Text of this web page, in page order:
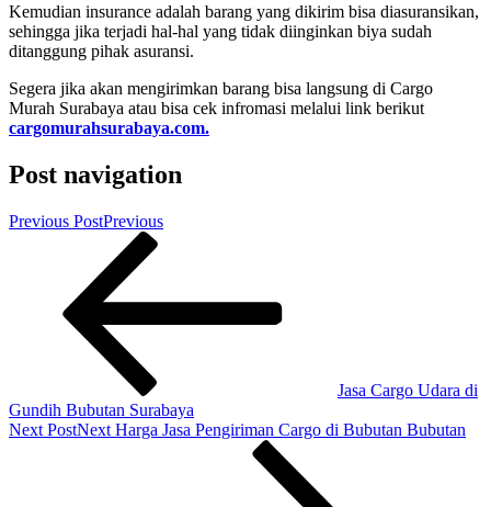
Kemudian insurance adalah barang yang dikirim bisa diasuransikan,
sehingga jika terjadi hal-hal yang tidak diinginkan biya sudah
ditanggung pihak asuransi.
Segera jika akan mengirimkan barang bisa langsung di Cargo
Murah Surabaya atau bisa cek infromasi melalui link berikut
cargomurahsurabaya.com.
Post navigation
Previous PostPrevious
Jasa Cargo Udara di
Gundih Bubutan Surabaya
Next PostNext Harga Jasa Pengiriman Cargo di Bubutan Bubutan